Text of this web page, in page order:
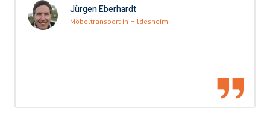
Jürgen Eberhardt
Möbeltransport in Hildesheim